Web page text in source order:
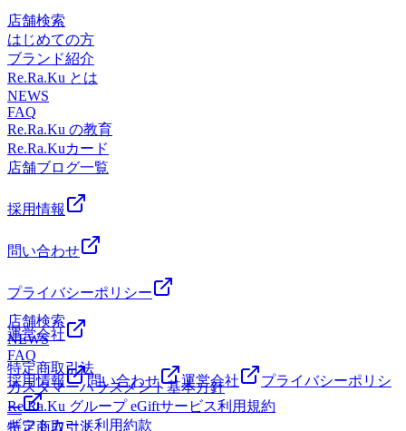
プラクティック・岩盤浴・スパ・温浴施設ストレッチ店、飲
食店、居酒屋などなどたーくさんのお店がありとっても楽し
める街です♪ぜひぜひ、ご家族、ご友人、カップルで楽しん
でくださいね
(*^^)v☆☆☆☆☆☆☆☆☆☆☆☆☆☆☆☆☆☆☆☆☆☆
マッサージより気持ちいい♪Re.Ra.Ku （リラク）橋本店営業
時間:11：00～21：00休業日:毎週月曜日(祝日を除く)住所:神
奈川県相模原市緑区橋本3-13 パークスクエア1F（橋本駅徒
歩5分）電話番号 042-772-1312オンライン予約
https://reraku.jp/studio/hashimoto/bookingRe.Ra.Ku 橋本店は、JR
横浜線、JR相模線、京王相模原線の橋本駅からすぐ！橋本
店はタイ古式ストレッチマッサージのように気持ちいいスト
レッチのリラク系ボディケアフットケア等のサービスを通し
お客様の健康な体づくりのお手伝いをしています。フットケ
ど多様なコースを揃えております！橋本駅周辺には「ドンキ
ホーテ」スポーツクラブ「ルネサンス」飲食店「wappoi」
「auショップ」、託児所「レイモンド」美容室「アリア バ
イ アルティナ」古着屋 トレジャーファクトリースタイ
ル、ゲームセンター「アドアーズ」「モスバーガー」映画館
「MOVIX」「イオン」「アリオ」マッサージ店、リンパマ
ッサージ店、整体院骨格・小顔矯正院、カイロプラクティッ
ク・岩盤浴・スパ・温浴施設ストレッチ店、飲食店、居酒屋
などなどたーくさんのお店がありとっても楽しめる街です♪
ぜひぜひ、ご家族、ご友人、カップルで楽しんでくださいね
ちらから口コミお願いします♪https://www.google.com/search?
マッサージより気持ちいい♪Re.Ra.Ku（リラク）橋本店営業
時間:11：00～21：00【休業日】毎週月曜日（祝日を除く）
住所 神奈川県相模原市緑区橋本3-13 パークスクエア
1F（橋本駅徒歩5分）電話番号 042-772-1312オンライン予
約 https://reraku.jp/studio/hashimoto/bookingRe.Ra.Ku 橋本店
は、JR横浜線、JR相模線、京王相模原線の橋本駅からす
いいストレッチのリラク系ボディケアフットケア等のサービ
フットケアとタイ古式、リラク系ボディケアの組み合わせの
コースなど多様なコースを揃えております！橋本駅周辺には
「ドンキホーテ」スポーツクラブ「ルネサンス」飲食店
「wappoi」「auショップ」、託児所「レイモンド」美容室
「アリア バイ アルティナ」古着屋 トレジャーファクトリ
ースタイル、ゲームセンター「アドアーズ」「モスバーガ
ー」映画館「MOVIX」「イオン」「アリオ」マッサージ
店、リンパマッサージ店、整体院骨格・小顔矯正院、カイロ
プラクティック・岩盤浴・スパ・温浴施設ストレッチ店、飲
食店、居酒屋などなどたーくさんのお店がありとっても楽し
店舗検索
はじめての方
ブランド紹介
Re.Ra.Ku とは
NEWS
FAQ
Re.Ra.Ku の教育
Re.Ra.Kuカード
店舗ブログ一覧
採用情報
問い合わせ
プライバシーポリシー
運営会社
特定商取引法
カスタマーハラスメント基本方針
Re.Ra.Ku グループ eGiftサービス利用規約
ギフトカード利用約款
店舗検索
NEWS
FAQ
採用情報
問い合わせ 運営会社
プライバシーポリシ
ー
特定商取引法